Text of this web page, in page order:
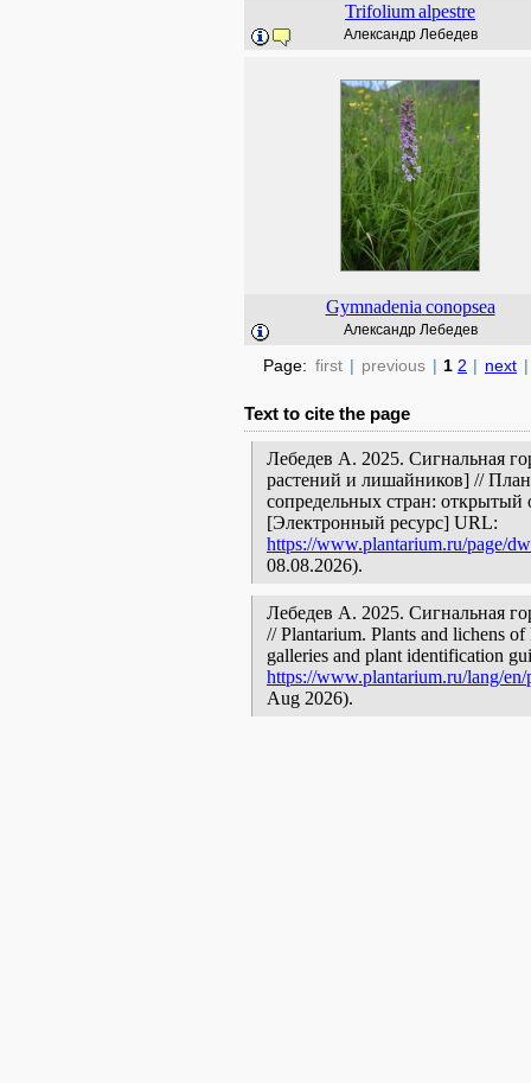
Trifoliumalpestre
Александр Лебедев
Gymnadenia conopsea
Александр Лебедев
Page: first | previous | 1 2 | next |
Text to cite the page
Лебедев А. 2025. Сигнальная
растений и лишайников] //
сопредельных стран: открытый
[Электронный ресурс] URL:
https://www.plantarium.ru/page/
08.08.2026).
Лебедев А. 2025. Сигнальная
// Plantarium. Plants and lichens
galleries and plant identification
https://www.plantarium.ru/lang/
Aug 2026).